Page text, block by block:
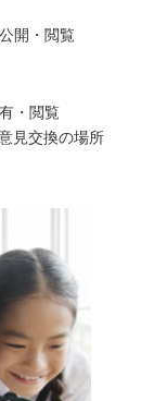
開・閲覧
・閲覧
見交換の場所